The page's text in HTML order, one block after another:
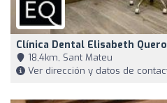
Clínica Dental Elisabeth
18,4km, Sant Mateu
Ver dirección y datos de